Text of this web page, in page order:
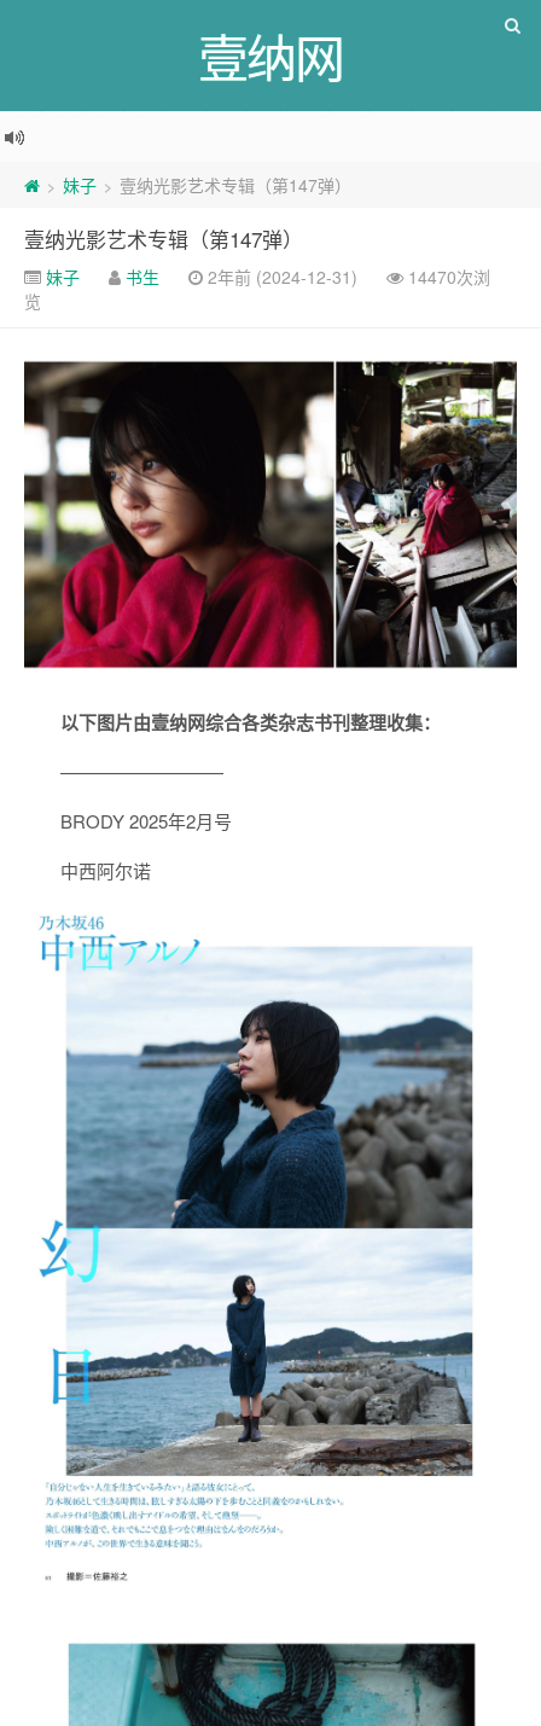
壹纳网
> 妹子 > 壹纳光影艺术专辑（第147弹）
壹纳光影艺术专辑（第147弹）
妹子 书生 2年前 (2024-12-31)
14470次浏
览
以下图片由壹纳网综合各类杂志书刊整理收集：
—————————
BRODY 2025年2月号
中西阿尔诺